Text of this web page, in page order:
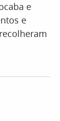
e
e